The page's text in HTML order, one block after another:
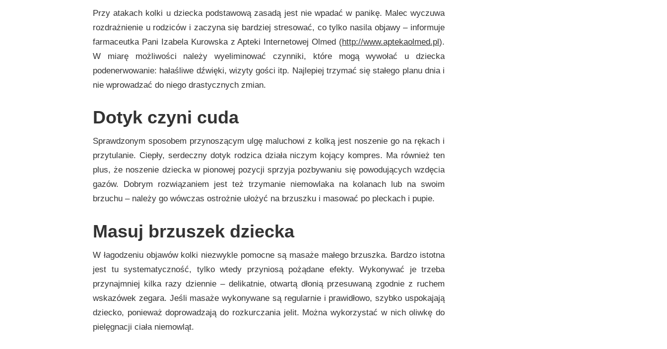
Przy atakach kolki u dziecka podstawową zasadą jest nie wpadać w panikę. Malec wyczuwa
rozdrażnienie u rodziców i zaczyna się bardziej stresować, co tylko nasila objawy – informuje
farmaceutka Pani Izabela Kurowska z Apteki Internetowej Olmed (http://www.aptekaolmed.pl).
W miarę możliwości należy wyeliminować czynniki, które mogą wywołać u dziecka
podenerwowanie: hałaśliwe dźwięki, wizyty gości itp. Najlepiej trzymać się stałego planu dnia i
nie wprowadzać do niego drastycznych zmian.
Dotyk czyni cuda
Sprawdzonym sposobem przynoszącym ulgę maluchowi z kolką jest noszenie go na rękach i
przytulanie. Ciepły, serdeczny dotyk rodzica działa niczym kojący kompres. Ma również ten
plus, że noszenie dziecka w pionowej pozycji sprzyja pozbywaniu się powodujących wzdęcia
gazów. Dobrym rozwiązaniem jest też trzymanie niemowlaka na kolanach lub na swoim
brzuchu – należy go wówczas ostrożnie ułożyć na brzuszku i masować po pleckach i pupie.
Masuj brzuszek dziecka
W łagodzeniu objawów kolki niezwykle pomocne są masaże małego brzuszka. Bardzo istotna
jest tu systematyczność, tylko wtedy przyniosą pożądane efekty. Wykonywać je trzeba
przynajmniej kilka razy dziennie – delikatnie, otwartą dłonią przesuwaną zgodnie z ruchem
wskazówek zegara. Jeśli masaże wykonywane są regularnie i prawidłowo, szybko uspokajają
dziecko, ponieważ doprowadzają do rozkurczania jelit. Można wykorzystać w nich oliwkę do
pielęgnacji ciała niemowląt.